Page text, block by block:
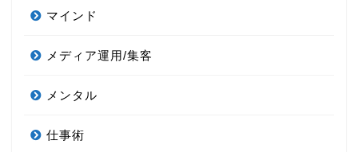
マインド
メディア運用/集客
メンタル
仕事術